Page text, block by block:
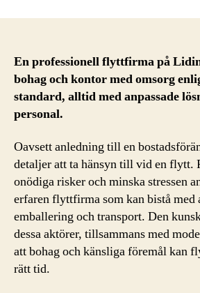
En professionell flyttfirma på
bohag och kontor med omsorg
standard, alltid med anpassade
personal.
Oavsett anledning till en
detaljer att ta hänsyn till vid en flytt.
onödiga risker och minska stressen
erfaren flyttfirma som kan bistå
emballering och transport. Den
dessa aktörer, tillsammans med
att bohag och känsliga föremål kan
rätt tid.